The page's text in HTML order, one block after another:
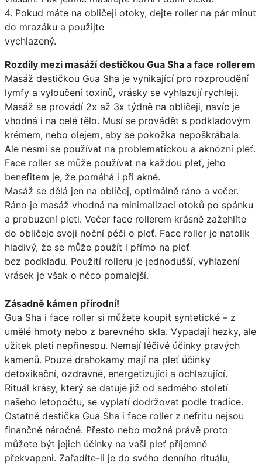
4. Pokud máte na obličeji otoky, dejte roller na pár minut
do mrazáku a použijte
vychlazený.
Rozdíly mezi masáží destičkou Gua Sha a face rollerem
Masáž destičkou Gua Sha je vynikající pro rozproudění
lymfy a vyloučení toxinů, vrásky se vyhlazují rychleji.
Masáž se provádí 2x až 3x týdně na obličeji, navíc je
vhodná i na celé tělo. Musí se provádět s podkladovým
krémem, nebo olejem, aby se pokožka nepoškrábala.
Ale nesmí se používat na problematickou a aknózní pleť.
Face roller se může používat na každou pleť, jeho
benefitem je, že pomáhá i při akné.
Masáž se dělá jen na obličej, optimálně ráno a večer.
Ráno je masáž vhodná na minimalizaci otoků po spánku
a probuzení pleti. Večer face rollerem krásně zažehlíte
do obličeje svoji noční péči o pleť. Face roller je natolik
hladivý, že se může použít i přímo na pleť
bez podkladu. Použití rolleru je jednodušší, vyhlazení
vrásek je však o něco pomalejší.
Zásadně kámen přírodní!
Gua Sha i face roller si můžete koupit syntetické – z
umělé hmoty nebo z barevného skla. Vypadají hezky, ale
užitek pleti nepřinesou. Nemají léčivé účinky pravých
kamenů. Pouze drahokamy mají na pleť účinky
detoxikační, ozdravné, energetizující a ochlazující.
Rituál krásy, který se datuje již od sedmého století
našeho letopočtu, se vyplatí dodržovat podle tradice.
Ostatně destička Gua Sha i face roller z nefritu nejsou
finančně náročné. Přesto nebo možná právě proto
můžete být jejich účinky na vaši pleť příjemně
překvapeni. Zařadíte-li je do svého denního rituálu,